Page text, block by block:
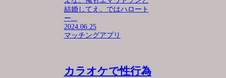
結婚してえ。ではハロート
ー...
2024.06.25
マッチングアプリ
カラオケで性行為